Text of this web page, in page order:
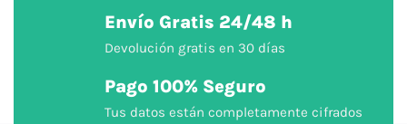
Envío Gratis 24/48 h
Devolución gratis en 30 días
Pago 100% Seguro
Tus datos están completamente cifrados